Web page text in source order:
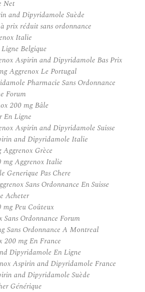
Net
and Dipyridamole Suède
prix réduit sans ordonnance
Italie
Belgique
Aspirin and Dipyridamole Bas Prix
Aggrenox Le Portugal
Pharmacie Sans Ordonnance
Forum
200 mg Bâle
En Ligne
Aspirin and Dipyridamole Suisse
and Dipyridamole Italie
Grèce
mg Aggrenox Italie
Generique Pas Chere
Sans Ordonnance En Suisse
Acheter
Peu Coûteux
Ordonnance Forum
Sans Ordonnance A Montreal
200 mg En France
Dipyridamole En Ligne
Aspirin and Dipyridamole France
and Dipyridamole Suède
Générique